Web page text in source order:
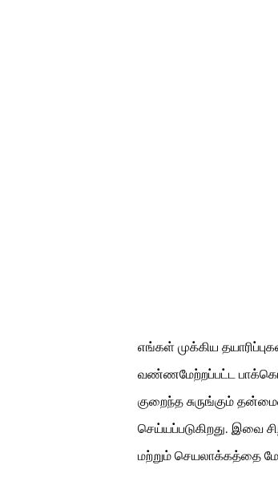
எங்கள் முக்கிய
வண்ணமேற்றப்பட்ட பாக்கெட்
குறைந்த சுருங்கும்
செய்யப்படுகிறது.
மற்றும் செயலாக்கத்தை